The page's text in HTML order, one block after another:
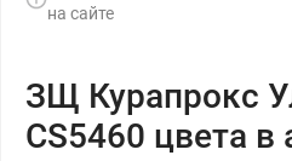
на сайте
ЗЩ Курапрокс
CS5460 цвета в